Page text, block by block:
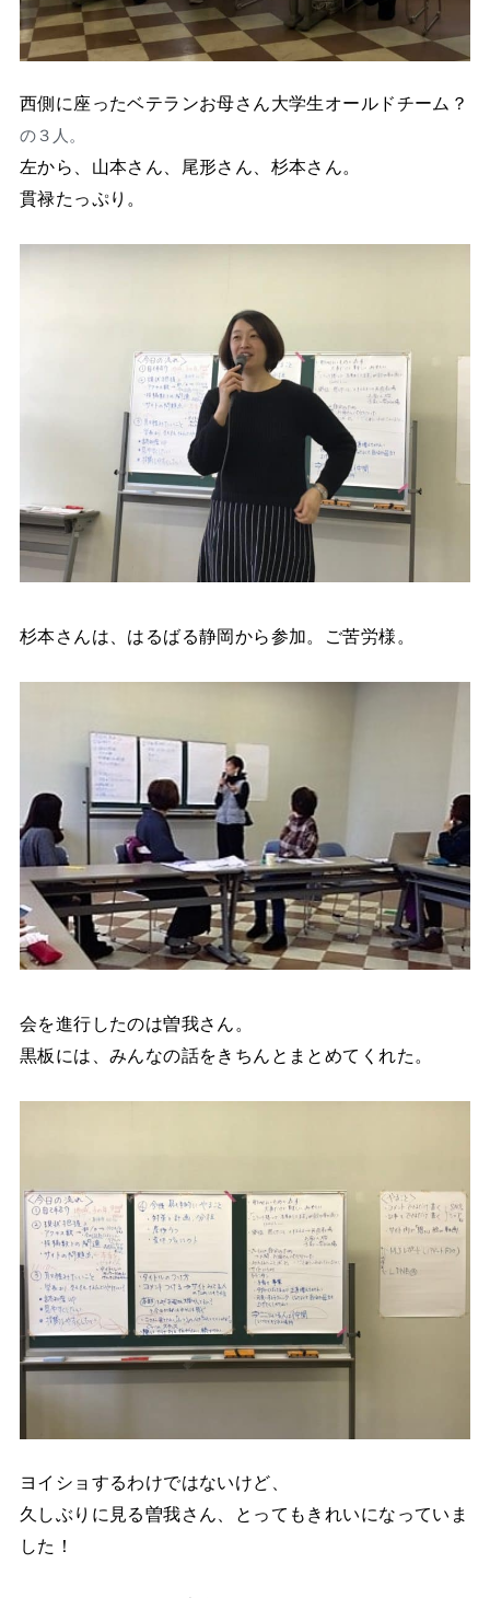
西側に座ったベテランお母さん大学生オールドチーム？
の３人。
左から、山本さん、尾形さん、杉本さん。
貫禄たっぷり。
杉本さんは、はるばる静岡から参加。ご苦労様。
会を進行したのは曽我さん。
黒板には、みんなの話をきちんとまとめてくれた。
ヨイショするわけではないけど、
久しぶりに見る曽我さん、とってもきれいになっていま
した！